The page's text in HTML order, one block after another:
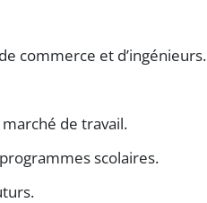
commerce et d’ingénieurs.
de travail.
scolaires.